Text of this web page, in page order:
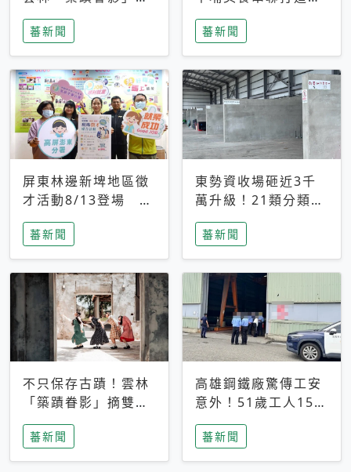
京倫敦雙金齊響
蕃新聞
光新據點
蕃新聞
屏東林邊新埤地區徵
才活動8/13登場 共
202個職缺最高起薪
48K搶人才
蕃新聞
東勢資收場砸近3千
萬升級！21類分類、
太陽能全上線
蕃新聞
不只保存古蹟！雲林
「築蹟眷影」摘雙金
躍上國際舞台
蕃新聞
高雄鋼鐵廠驚傳工安
意外！51歲工人15米
高處墜落亡
蕃新聞